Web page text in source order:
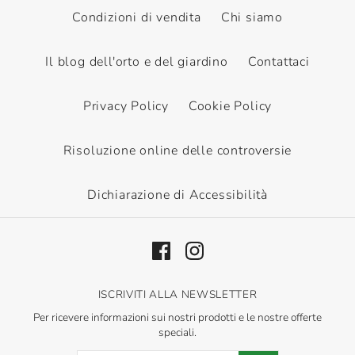
Condizioni di vendita Chi siamo
Il blog dell'orto e del giardino Contattaci
Privacy Policy Cookie Policy
Risoluzione online delle controversie
Dichiarazione di Accessibilità
ISCRIVITI ALLA NEWSLETTER
Per ricevere informazioni sui nostri prodotti e le nostre offerte
speciali.